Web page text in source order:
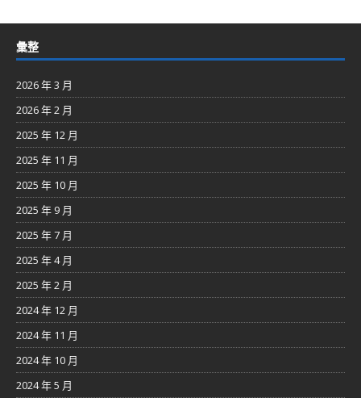
彙整
2026 年 3 月
2026 年 2 月
2025 年 12 月
2025 年 11 月
2025 年 10 月
2025 年 9 月
2025 年 7 月
2025 年 4 月
2025 年 2 月
2024 年 12 月
2024 年 11 月
2024 年 10 月
2024 年 5 月